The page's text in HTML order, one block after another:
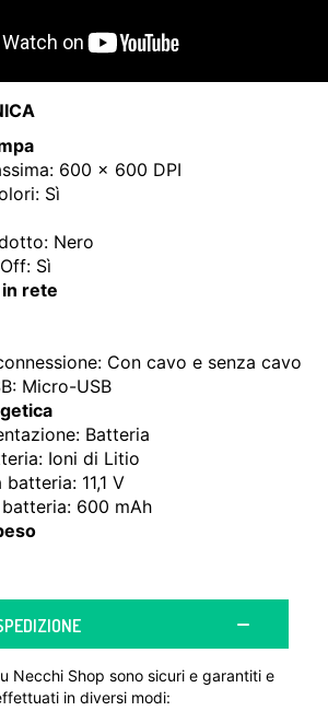
600 x 600 DPI
Sì
Nero
Sì
rete
Con cavo e senza cavo
Micro-USB
Batteria
Ioni di Litio
11,1 V
600 mAh
Necchi Shop sono sicuri e garantiti e
in diversi modi: